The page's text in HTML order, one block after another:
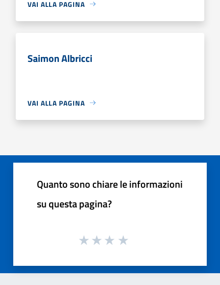
VAI ALLA PAGINA
Saimon Albricci
VAI ALLA PAGINA
Quanto sono chiare le informazioni
su questa pagina?